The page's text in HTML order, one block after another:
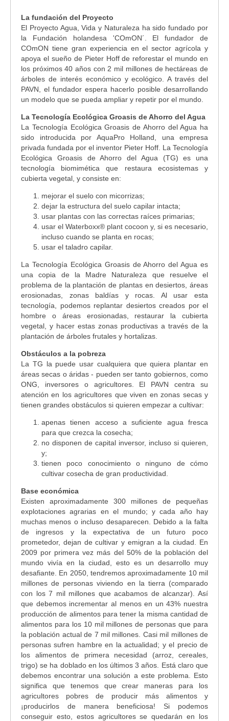
La fundación del Proyecto
El Proyecto Agua, Vida y Naturaleza ha sido fundado por
la Fundación holandesa 'COmON´. El fundador de
COmON tiene gran experiencia en el sector agrícola y
apoya el sueño de Pieter Hoff de reforestar el mundo en
los próximos 40 años con 2 mil millones de hectáreas de
árboles de interés económico y ecológico. A través del
PAVN, el fundador espera hacerlo posible desarrollando
un modelo que se pueda ampliar y repetir por el mundo.
La Tecnología Ecológica Groasis de Ahorro del Agua
La Tecnología Ecológica Groasis de Ahorro del Agua ha
sido introducida por AquaPro Holland, una empresa
privada fundada por el inventor Pieter Hoff. La Tecnología
Ecológica Groasis de Ahorro del Agua (TG) es una
tecnología biomimética que restaura ecosistemas y
cubierta vegetal, y consiste en:
mejorar el suelo con micorrizas;
dejar la estructura del suelo capilar intacta;
usar plantas con las correctas raíces primarias;
usar el Waterboxx® plant cocoon y, si es necesario,
incluso cuando se planta en rocas;
usar el taladro capilar.
La Tecnología Ecológica Groasis de Ahorro del Agua es
una copia de la Madre Naturaleza que resuelve el
problema de la plantación de plantas en desiertos, áreas
erosionadas, zonas baldías y rocas. Al usar esta
tecnología, podemos replantar desiertos creados por el
hombre o áreas erosionadas, restaurar la cubierta
vegetal, y hacer estas zonas productivas a través de la
plantación de árboles frutales y hortalizas.
Obstáculos a la pobreza
La TG la puede usar cualquiera que quiera plantar en
áreas secas o áridas - pueden ser tanto gobiernos, como
ONG, inversores o agricultores. El PAVN centra su
atención en los agricultores que viven en zonas secas y
tienen grandes obstáculos si quieren empezar a cultivar:
apenas tienen acceso a suficiente agua fresca
para que crezca la cosecha;
no disponen de capital inversor, incluso si quieren,
y;
tienen poco conocimiento o ninguno de cómo
cultivar cosecha de gran productividad.
Base económica
Existen aproximadamente 300 millones de pequeñas
explotaciones agrarias en el mundo; y cada año hay
muchas menos o incluso desaparecen. Debido a la falta
de ingresos y la expectativa de un futuro poco
prometedor, dejan de cultivar y emigran a la ciudad. En
2009 por primera vez más del 50% de la población del
mundo vivía en la ciudad, esto es un desarrollo muy
desafiante. En 2050, tendremos aproximadamente 10 mil
millones de personas viviendo en la tierra (comparado
con los 7 mil millones que acabamos de alcanzar). Así
que debemos incrementar al menos en un 43% nuestra
producción de alimentos para tener la misma cantidad de
alimentos para los 10 mil millones de personas que para
la población actual de 7 mil millones. Casi mil millones de
personas sufren hambre en la actualidad; y el precio de
los alimentos de primera necesidad (arroz, cereales,
trigo) se ha doblado en los últimos 3 años. Está claro que
debemos encontrar una solución a este problema. Esto
significa que tenemos que crear maneras para los
agricultores pobres de producir más alimentos y
¡producirlos de manera beneficiosa! Si podemos
conseguir esto, estos agricultores se quedarán en los